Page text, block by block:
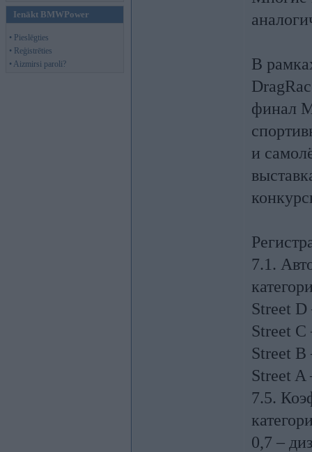
Ienākt BMWPower
• Pieslēgties
• Reģistrēties
• Aizmirsi paroli?
В
финал
и
7.1.
Street D
Street C
Street B
Street A
7.5.
0,7 –